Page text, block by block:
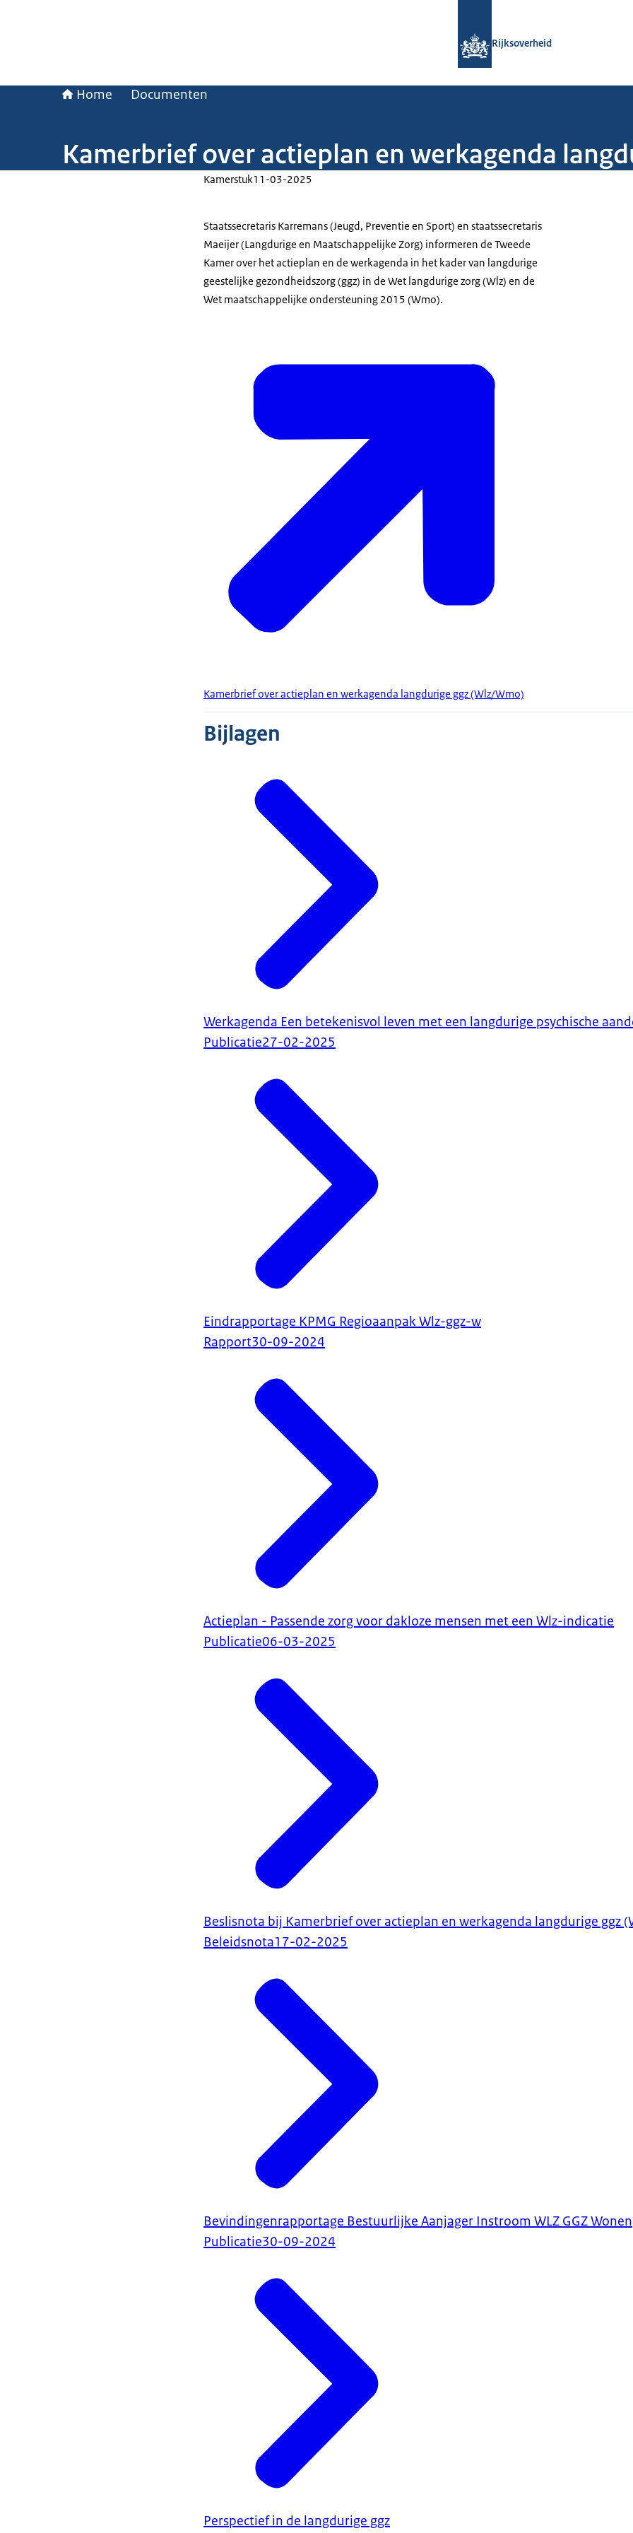
Rijksoverheid
Home Documenten
Kamerbrief over actieplan en werkagenda
Kamerstuk11-03-2025
Staatssecretaris Karremans (Jeugd, Preventie en Sport) en staatssecretaris
Maeijer (Langdurige en Maatschappelijke Zorg) informeren de Tweede
Kamer over het actieplan en de werkagenda in het kader van langdurige
geestelijke gezondheidszorg (ggz) in de Wet langdurige zorg (Wlz) en de
Wet maatschappelijke ondersteuning 2015 (Wmo).
Kamerbrief over actieplan en werkagenda langdurige ggz (Wlz/Wmo)
Bijlagen
Werkagenda Een betekenisvol leven met een langdurige psychische
Publicatie27-02-2025
Eindrapportage KPMG Regioaanpak Wlz-ggz-w
Rapport30-09-2024
Actieplan - Passende zorg voor dakloze mensen met een Wlz-indicatie
Publicatie06-03-2025
Beslisnota bij Kamerbrief over actieplan en werkagenda langdurige ggz
Beleidsnota17-02-2025
Bevindingenrapportage Bestuurlijke Aanjager Instroom WLZ GGZ Wonen
Publicatie30-09-2024
Perspectief in de langdurige ggz